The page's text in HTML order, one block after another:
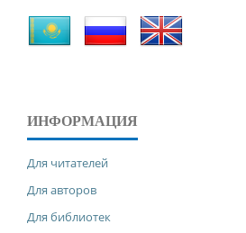
ИНФОРМАЦИЯ
Для читателей
Для авторов
Для библиотек